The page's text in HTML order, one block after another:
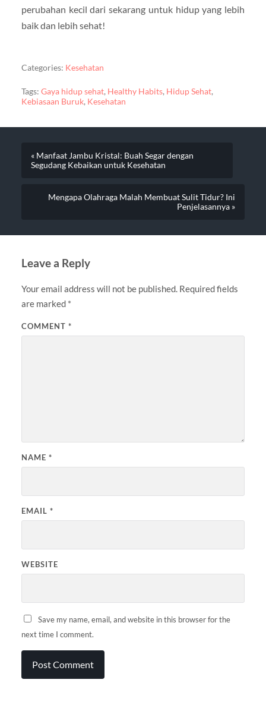
perubahan kecil dari sekarang untuk hidup yang lebih
baik dan lebih sehat!
Categories: Kesehatan
Tags: Gaya hidup sehat, Healthy Habits, Hidup Sehat,
Kebiasaan Buruk, Kesehatan
« Manfaat Jambu Kristal: Buah Segar dengan
Segudang Kebaikan untuk Kesehatan
Mengapa Olahraga Malah Membuat Sulit Tidur? Ini
Penjelasannya »
Leave a Reply
Your email address will not be published. Required fields
are marked *
COMMENT *
NAME *
EMAIL *
WEBSITE
Save my name, email, and website in this browser for the
next time I comment.